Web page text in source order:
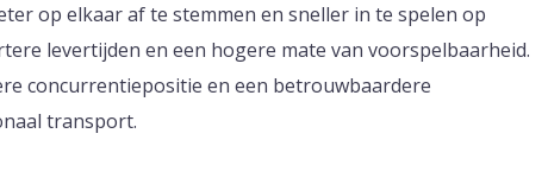
op elkaar af te stemmen en sneller in te spelen op
levertijden en een hogere mate van voorspelbaarheid.
concurrentiepositie en een betrouwbaardere
transport.